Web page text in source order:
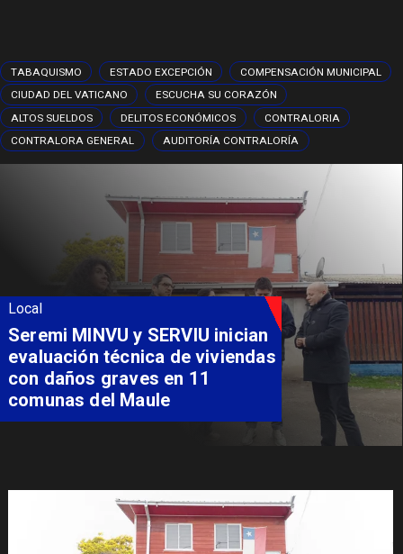
TABAQUISMO ESTADO EXCEPCIÓN
COMPENSACIÓN MUNICIPAL
CIUDAD DEL VATICANO
ESCUCHA SU CORAZÓN
ALTOS SUELDOS
DELITOS ECONÓMICOS
CONTRALORIA
CONTRALORA GENERAL
AUDITORÍA CONTRALORÍA
Local
Seremi MINVU y SERVIU inician
evaluación técnica de viviendas
con daños graves en 11
comunas del Maule